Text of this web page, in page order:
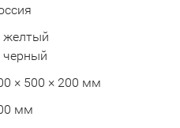
желтый
черный
× 500 × 200 мм
мм